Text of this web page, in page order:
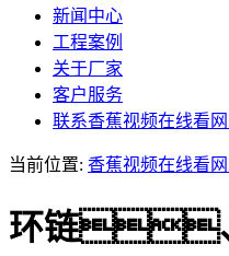
新闻中心
工程案例
关于厂家
客户服务
联系香蕉视频在线看
当前位置: 香蕉视频在线看
环链、